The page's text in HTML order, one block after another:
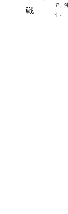
で、
す。